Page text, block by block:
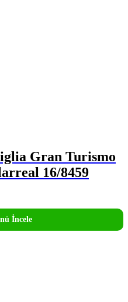
Gran Turismo
16/8459
İncele